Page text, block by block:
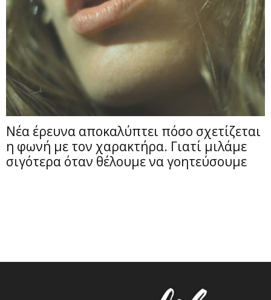
Νέα έρευνα αποκαλύπτει πόσο σχετίζεται
η φωνή με τον χαρακτήρα. Γιατί μιλάμε
σιγότερα όταν θέλουμε να γοητεύσουμε